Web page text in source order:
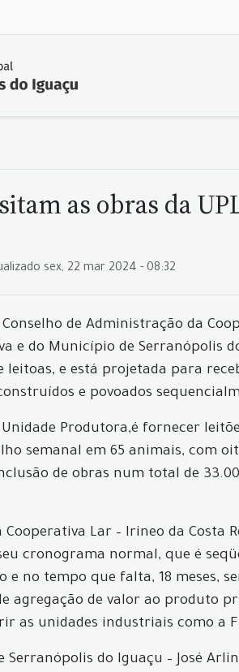
as obras da
sex, 22 mar 2024 - 08:32
de Administração da
e do Município de Serranópolis
e está projetada para
e povoados
Produtora,é fornecer
semanal em 65 animais, com
de obras num total de
Cooperativa Lar – Irineo da
cronograma normal, que é
e no tempo que falta, 18 meses,
agregação de valor ao produto
as unidades industriais como a
do Iguaçu – José